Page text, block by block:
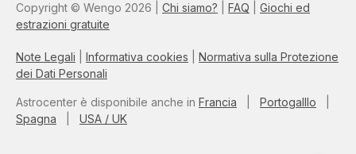
Copyright © Wengo 2026 | Chi siamo? FAQ
Giochi ed
estrazioni gratuite
Note Legali Informativa cookies
Normativa sulla Protezione
dei Dati Personali
Astrocenter è disponibile anche in Francia Portogalllo
Spagna
USA / UK